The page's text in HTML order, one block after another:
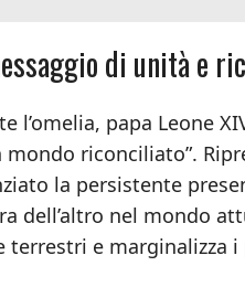
di unità e
l’omelia, papa Leone
mondo riconciliato”.
la persistente
dell’altro nel mondo
terrestri e marginalizza i